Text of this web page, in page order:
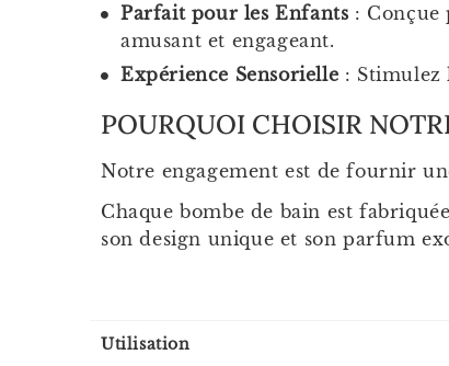
Parfait pour les Enfants: Conçue
amusant et engageant.
Expérience Sensorielle : Stimulez
POURQUOI CHOISIR
Notre engagement est de fournir
Chaque bombe de bain est
son design unique et son parfum
Utilisation